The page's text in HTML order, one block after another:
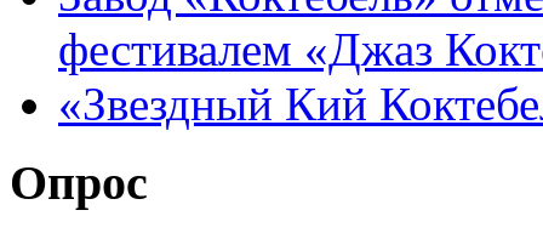
фестивалем «Джаз
«Звездный Кий
Опрос